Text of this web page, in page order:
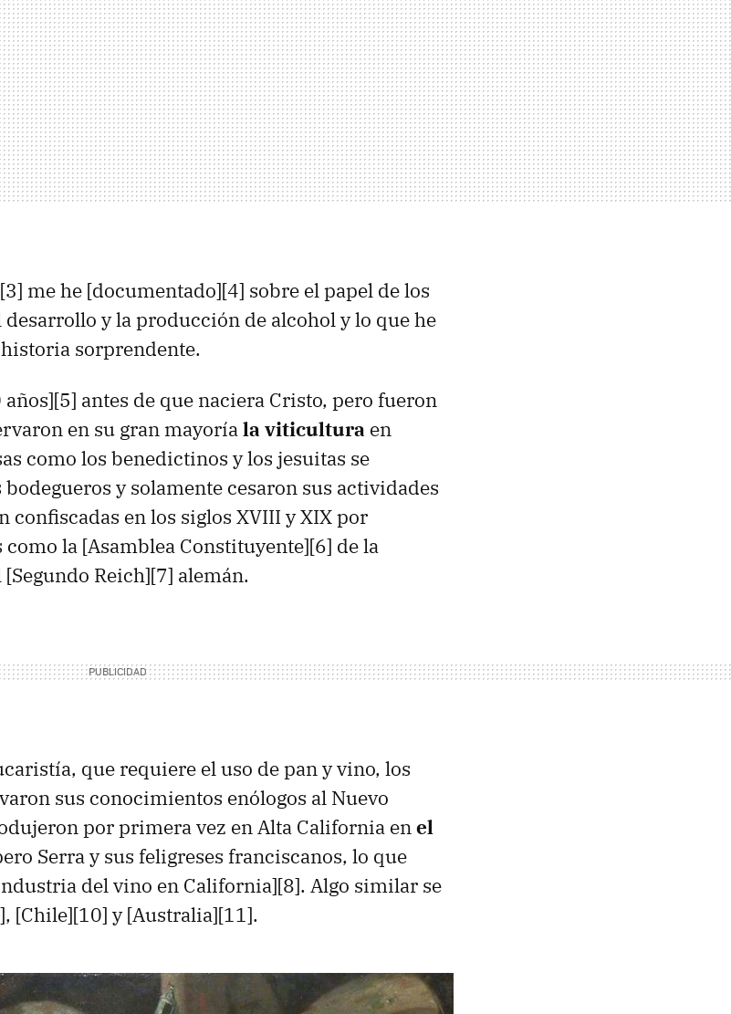
me he [documentado][4] sobre el papel de los
y la producción de alcohol y lo que he
sorprendente.
antes de que naciera Cristo, pero fueron
en su gran mayoría la viticultura en
como los benedictinos y los jesuitas se
y solamente cesaron sus actividades
confiscadas en los siglos XVIII y XIX por
la [Asamblea Constituyente][6] de la
Reich][7] alemán.
que requiere el uso de pan y vino, los
sus conocimientos enólogos al Nuevo
por primera vez en Alta California en el
Serra y sus feligreses franciscanos, lo que
del vino en California][8]. Algo similar se
[Chile][10] y [Australia][11].